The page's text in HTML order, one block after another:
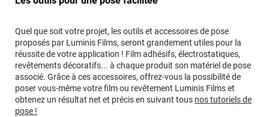
Quel que soit votre projet, les outils et accessoires de pose
proposés par Luminis Films, seront grandement utiles pour la
réussite de votre application ! Film adhésifs, électrostatiques,
revêtements décoratifs... à chaque produit son matériel de pose
associé. Grâce à ces accessoires, offrez-vous la possibilité de
poser vous-même votre film ou revêtement Luminis Films et
obtenez un résultat net et précis en suivant tous nos tutoriels de
pose !